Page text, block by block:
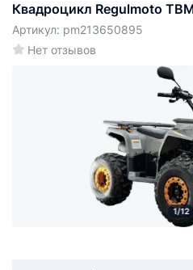
Квадроцикл Regulmoto
Нет отзывов
Артикул: pm213650895
1/12